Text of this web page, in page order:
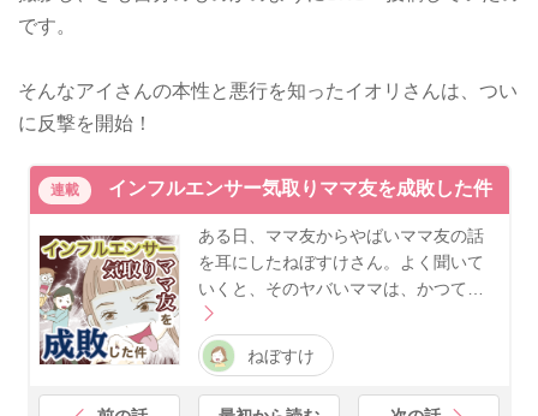
です。
そんなアイさんの本性と悪行を知ったイオリさんは、つい
に反撃を開始！
連載 インフルエンサー気取りママ友を成敗した件
ある日、ママ友からやばいママ友の話
を耳にしたねぼすけさん。よく聞いて
いくと、そのヤバいママは、かつて…
ねぼすけ